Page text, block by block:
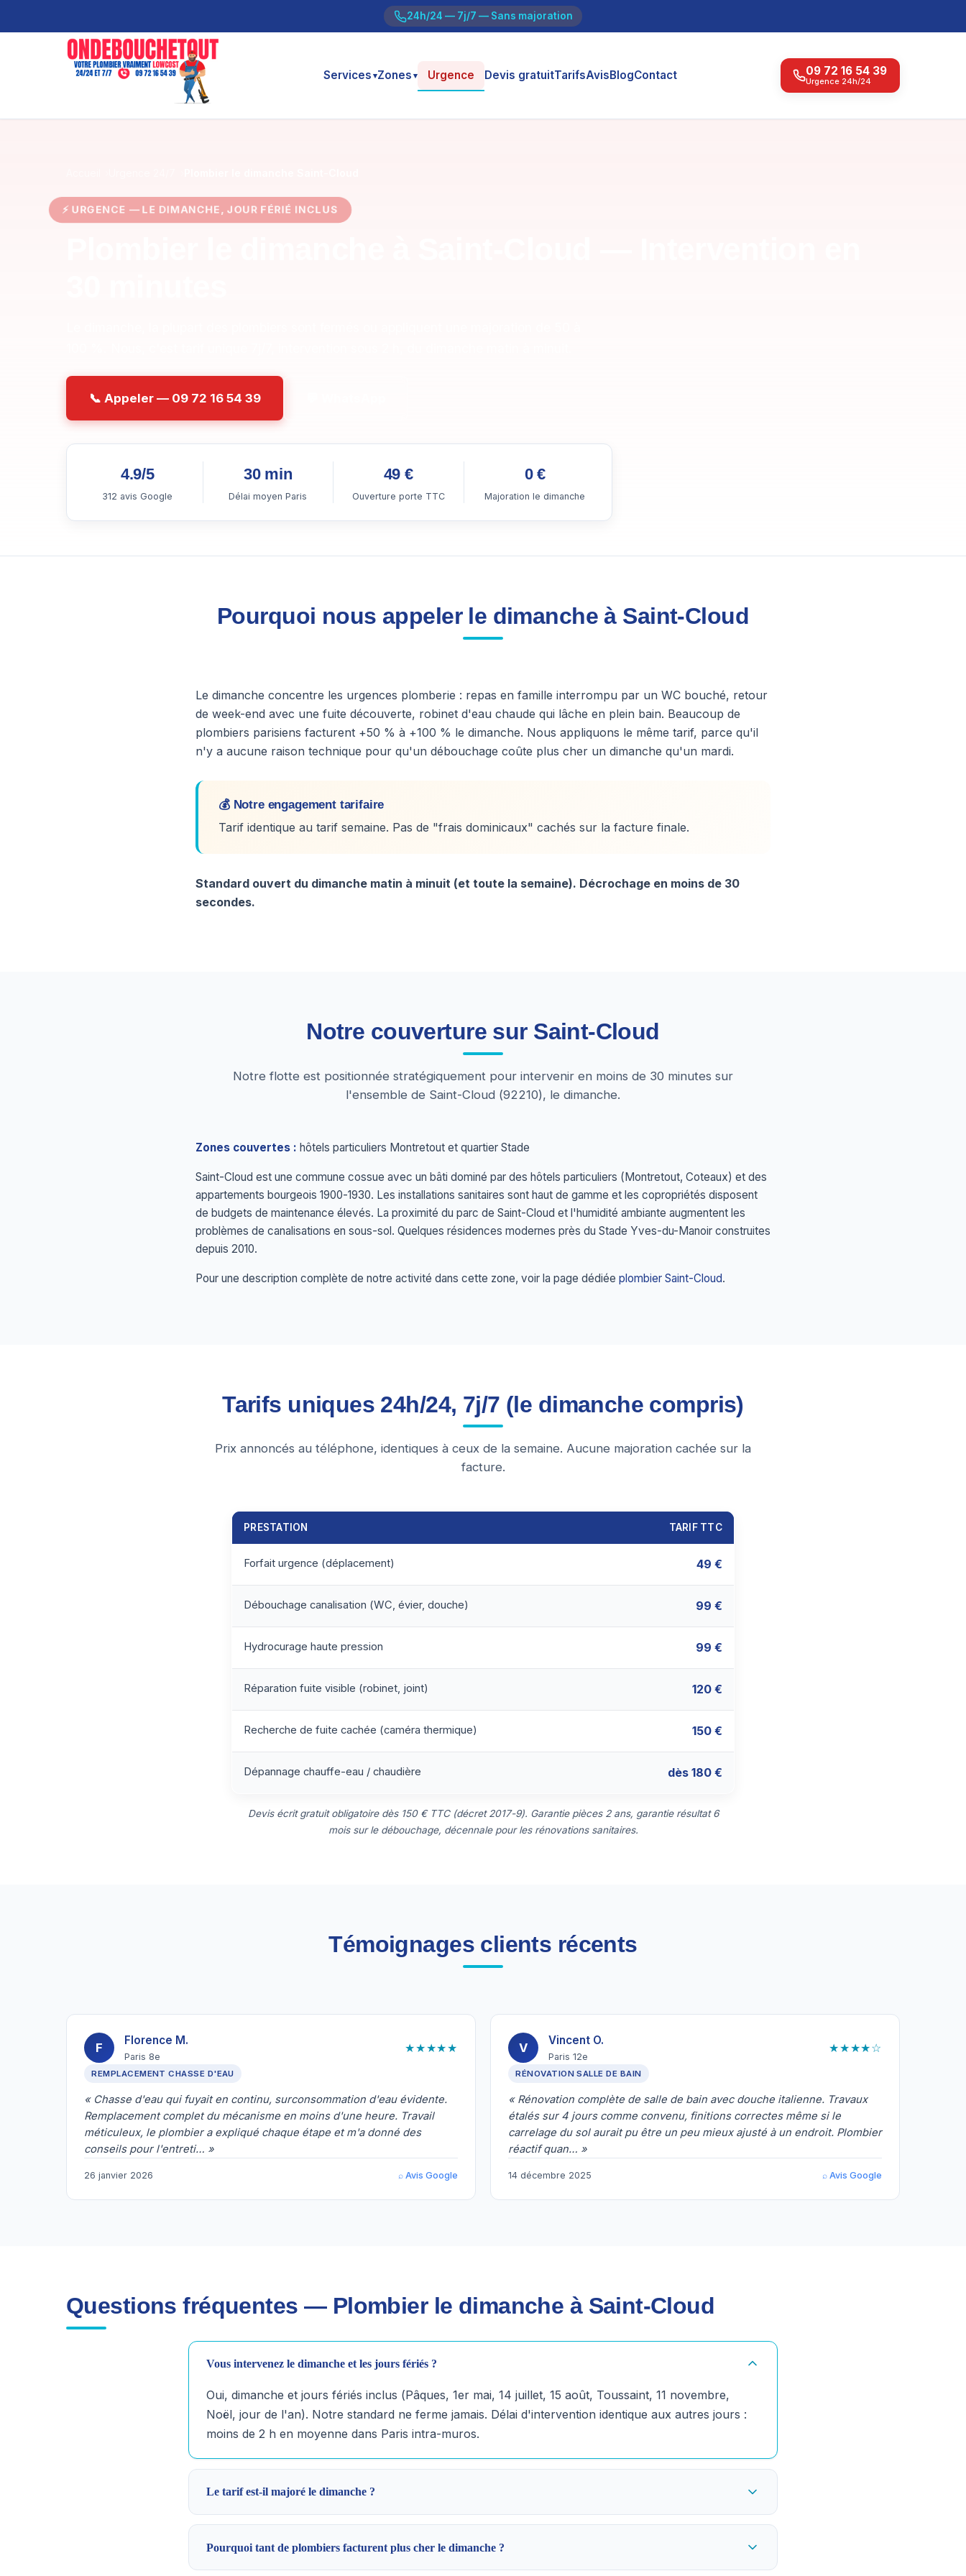
24h/24 — 7j/7 — Sans majoration
Services ▾Zones ▾ Urgence Devis gratuitTarifsAvisBlogContact 09 72 16 54 39
Urgence 24h/24
⚡ URGENCE — LE DIMANCHE, JOUR FÉRIÉ INCLUS
📞 Appeler — 09 72 16 54 39
4.9/5
312 avis Google
30 min
Délai moyen Paris
49 €
Ouverture porte TTC
0 €
Majoration le dimanche
Pourquoi nous appeler le dimanche à Saint-Cloud
Le dimanche concentre les urgences plomberie : repas en famille interrompu par un WC bouché, retour
de week-end avec une fuite découverte, robinet d'eau chaude qui lâche en plein bain. Beaucoup de
plombiers parisiens facturent +50 % à +100 % le dimanche. Nous appliquons le même tarif, parce qu'il
n'y a aucune raison technique pour qu'un débouchage coûte plus cher un dimanche qu'un mardi.
💰 Notre engagement tarifaire
Tarif identique au tarif semaine. Pas de "frais dominicaux" cachés sur la facture finale.
Standard ouvert du dimanche matin à minuit (et toute la semaine). Décrochage en moins de 30
secondes.
Notre couverture sur Saint-Cloud
Notre flotte est positionnée stratégiquement pour intervenir en moins de 30 minutes sur
l'ensemble de Saint-Cloud (92210), le dimanche.
Zones couvertes : hôtels particuliers Montretout et quartier Stade
Saint-Cloud est une commune cossue avec un bâti dominé par des hôtels particuliers (Montretout, Coteaux) et des
appartements bourgeois 1900-1930. Les installations sanitaires sont haut de gamme et les copropriétés disposent
de budgets de maintenance élevés. La proximité du parc de Saint-Cloud et l'humidité ambiante augmentent les
problèmes de canalisations en sous-sol. Quelques résidences modernes près du Stade Yves-du-Manoir construites
depuis 2010.
Pour une description complète de notre activité dans cette zone, voir la page dédiée plombier Saint-Cloud.
Tarifs uniques 24h/24, 7j/7 (le dimanche compris)
Prix annoncés au téléphone, identiques à ceux de la semaine. Aucune majoration cachée sur la
facture.
PRESTATION TARIF TTC
Forfait urgence (déplacement) 49 €
Débouchage canalisation (WC, évier, douche) 99 €
Hydrocurage haute pression 99 €
Réparation fuite visible (robinet, joint) 120 €
Recherche de fuite cachée (caméra thermique) 150 €
Dépannage chauffe-eau / chaudière dès 180 €
Devis écrit gratuit obligatoire dès 150 € TTC (décret 2017-9). Garantie pièces 2 ans, garantie résultat 6
mois sur le débouchage, décennale pour les rénovations sanitaires.
Témoignages clients récents
F
Florence M.
Paris 8e
★★★★★
REMPLACEMENT CHASSE D'EAU
« Chasse d'eau qui fuyait en continu, surconsommation d'eau évidente.
Remplacement complet du mécanisme en moins d'une heure. Travail
méticuleux, le plombier a expliqué chaque étape et m'a donné des
conseils pour l'entreti… »
26 janvier 2026 ⌕ Avis Google
V
Vincent O.
Paris 12e
★★★★☆
RÉNOVATION SALLE DE BAIN
« Rénovation complète de salle de bain avec douche italienne. Travaux
étalés sur 4 jours comme convenu, finitions correctes même si le
carrelage du sol aurait pu être un peu mieux ajusté à un endroit. Plombier
réactif quan… »
14 décembre 2025 ⌕ Avis Google
Questions fréquentes — Plombier le dimanche à Saint-Cloud
Vous intervenez le dimanche et les jours fériés ?
Oui, dimanche et jours fériés inclus (Pâques, 1er mai, 14 juillet, 15 août, Toussaint, 11 novembre,
Noël, jour de l'an). Notre standard ne ferme jamais. Délai d'intervention identique aux autres jours :
moins de 2 h en moyenne dans Paris intra-muros.
Le tarif est-il majoré le dimanche ?
Pourquoi tant de plombiers facturent plus cher le dimanche ?